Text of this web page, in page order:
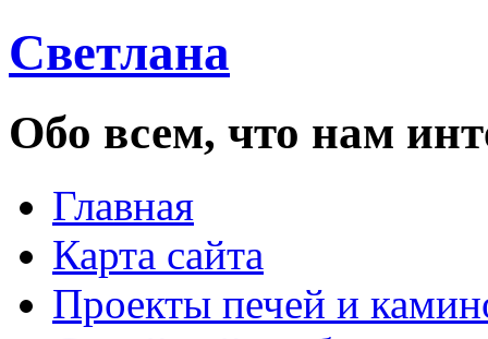
Светлана
Обо всем, что нам
Главная
Карта сайта
Проекты печей и